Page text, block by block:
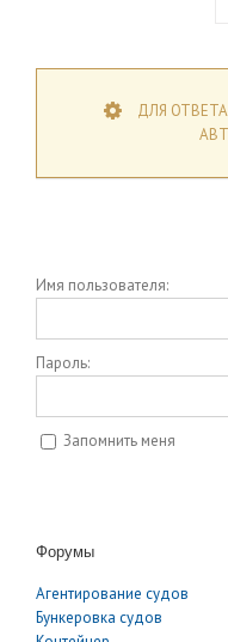
ДЛЯ
Имя пользователя:
Пароль:
Запомнить меня
Форумы
Агентирование судов
Бункеровка судов